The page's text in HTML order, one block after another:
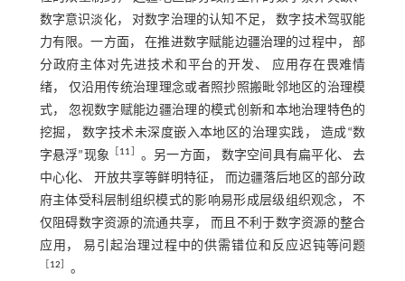
数字意识淡化， 对数字治理的认知不足， 数字技术驾驭能
力有限。一方面， 在推进数字赋能边疆治理的过程中， 部
分政府主体对先进技术和平台的开发、 应用存在畏难情
绪， 仅沿用传统治理理念或者照抄照搬毗邻地区的治理模
式， 忽视数字赋能边疆治理的模式创新和本地治理特色的
挖掘， 数字技术未深度嵌入本地区的治理实践， 造成“数
字悬浮”现象 ［11］ 。另一方面， 数字空间具有扁平化、 去
中心化、 开放共享等鲜明特征， 而边疆落后地区的部分政
府主体受科层制组织模式的影响易形成层级组织观念， 不
仅阻碍数字资源的流通共享， 而且不利于数字资源的整合
应用， 易引起治理过程中的供需错位和反应迟钝等问题
［12］ 。